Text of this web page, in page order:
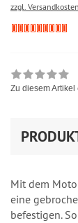
zzgl. Versandkosten
Zu diesem
Mit dem
eine
befestigen.